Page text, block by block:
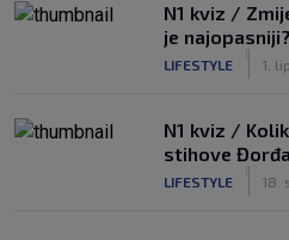
N1 kviz /
je najopasniji?
LIFESTYLE 1. lip.
N1 kviz /
stihove
LIFESTYLE 18.